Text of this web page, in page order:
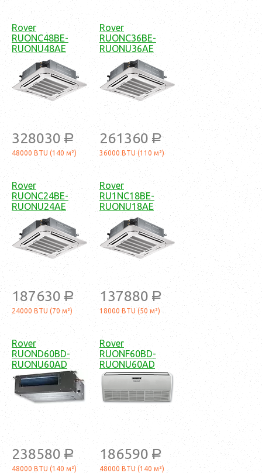
Rover
RUONC48BE-
RUONU48AE
328030 a
48000 BTU (140 м²)
Rover
RUONC36BE-
RUONU36AE
261360 a
36000 BTU (110 м²)
Rover
RUONC24BE-
RUONU24AE
187630 a
24000 BTU (70 м²)
Rover
RU1NC18BE-
RUONU18AE
137880 a
18000 BTU (50 м²)
Rover
RUOND60BD-
RUONU60AD
238580 a
48000 BTU (140 м²)
Rover
RUONF60BD-
RUONU60AD
186590 a
48000 BTU (140 м²)